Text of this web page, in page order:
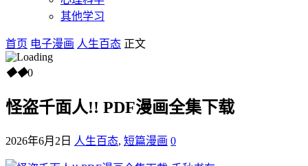
其他学习
首页 电子漫画 人生百态 正文
◆◆0
怪盗千面人!! PDF漫画全集下载
2026年6月2日 人生百态, 短篇漫画 0